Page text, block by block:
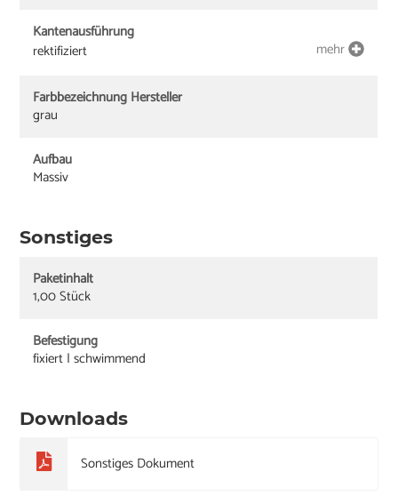
Kantenausführung
rektifiziert
mehr
Farbbezeichnung Hersteller
grau
Aufbau
Massiv
Sonstiges
Paketinhalt
1,00 Stück
Befestigung
fixiert | schwimmend
Downloads
Sonstiges Dokument